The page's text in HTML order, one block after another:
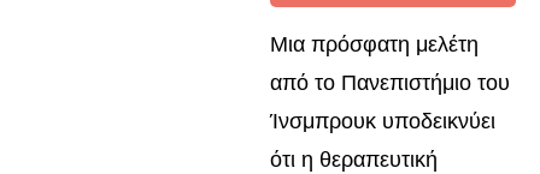
Μια πρόσφατη μελέτη
από το Πανεπιστήμιο του
Ίνσμπρουκ υποδεικνύει
ότι η θεραπευτική